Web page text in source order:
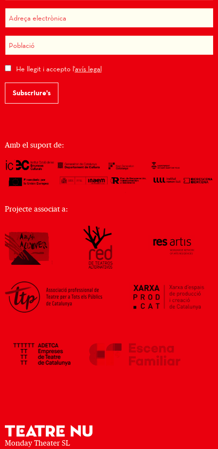
He llegit i accepto l'avís legal
Subscriure's
Amb el suport de:
Projecte associat a:
Monday Theater SL